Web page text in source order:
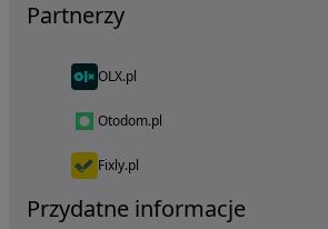
Partnerzy
OLX.pl
Otodom.pl
Fixly.pl
Przydatne informacje